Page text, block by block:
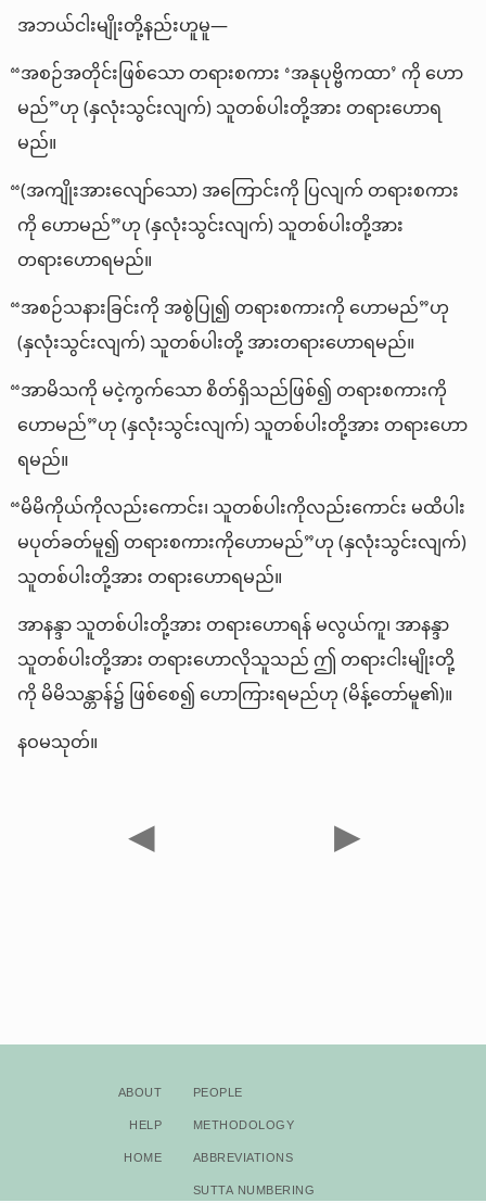
အဘယ်ငါးမျိုးတို့နည်းဟူမူ—
“အစဉ်အတိုင်းဖြစ်သော တရားစကား ‘အနုပုဗ္ဗိကထာ’ ကို ဟော
မည်”ဟု (နှလုံးသွင်းလျက်) သူတစ်ပါးတို့အား တရားဟောရ
မည်။
“(အကျိုးအားလျော်သော) အကြောင်းကို ပြလျက် တရားစကား
ကို ဟောမည်”ဟု (နှလုံးသွင်းလျက်) သူတစ်ပါးတို့အား
တရားဟောရမည်။
“အစဉ်သနားခြင်းကို အစွဲပြု၍ တရားစကားကို ဟောမည်”ဟု
(နှလုံးသွင်းလျက်) သူတစ်ပါးတို့ အားတရားဟောရမည်။
“အာမိသကို မငဲ့ကွက်သော စိတ်ရှိသည်ဖြစ်၍ တရားစကားကို
ဟောမည်”ဟု (နှလုံးသွင်းလျက်) သူတစ်ပါးတို့အား တရားဟော
ရမည်။
“မိမိကိုယ်ကိုလည်းကောင်း၊ သူတစ်ပါးကိုလည်းကောင်း မထိပါး
မပုတ်ခတ်မူ၍ တရားစကားကိုဟောမည်”ဟု (နှလုံးသွင်းလျက်)
သူတစ်ပါးတို့အား တရားဟောရမည်။
အာနန္ဒာ သူတစ်ပါးတို့အား တရားဟောရန် မလွယ်ကူ၊ အာနန္ဒာ
သူတစ်ပါးတို့အား တရားဟောလိုသူသည် ဤ တရားငါးမျိုးတို့
ကို မိမိသန္တာန်၌ ဖြစ်စေ၍ ဟောကြားရမည်ဟု (မိန့်တော်မူ၏)။
နဝမသုတ်။
◀ ▶
About
Help
Home
People
Methodology
Abbreviations
Sutta Numbering